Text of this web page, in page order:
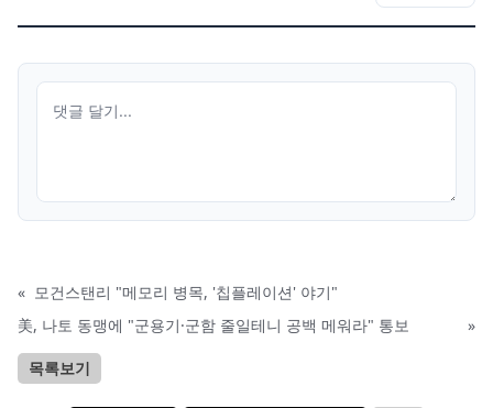
« 모건스탠리 "메모리 병목, '칩플레이션' 야기"
美, 나토 동맹에 "군용기·군함 줄일테니 공백 메워라" 통보
»
목록보기